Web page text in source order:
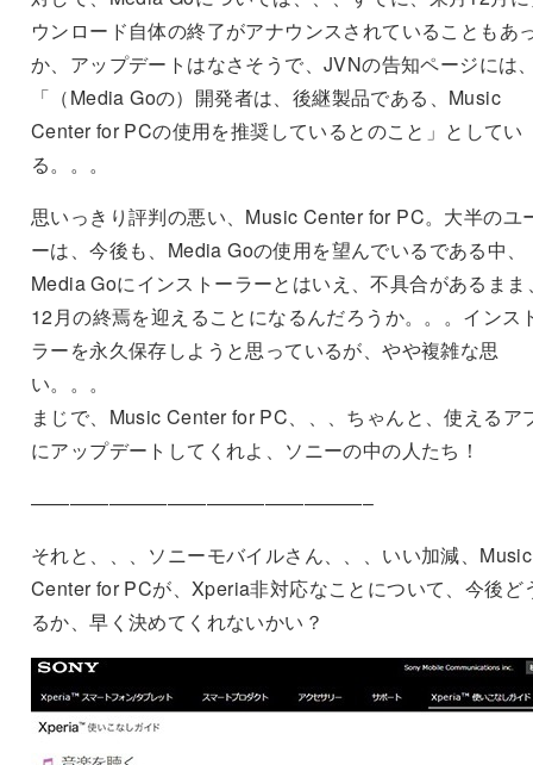
ウンロード自体の終了がアナウンスされていることもあ
か、アップデートはなさそうで、JVNの告知ページには
「（Media Goの）開発者は、後継製品である、Music
Center for PCの使用を推奨しているとのこと」としてい
る。。。
思いっきり評判の悪い、Music Center for PC。大半のユ
ーは、今後も、Media Goの使用を望んでいるである中、
Media Goにインストーラーとはいえ、不具合があるまま
12月の終焉を迎えることになるんだろうか。。。インス
ラーを永久保存しようと思っているが、やや複雑な思
い。。。
まじで、Music Center for PC、、、ちゃんと、使えるア
にアップデートしてくれよ、ソニーの中の人たち！
—————————————————–
それと、、、ソニーモバイルさん、、、いい加減、Music
Center for PCが、Xperia非対応なことについて、今後ど
るか、早く決めてくれないかい？